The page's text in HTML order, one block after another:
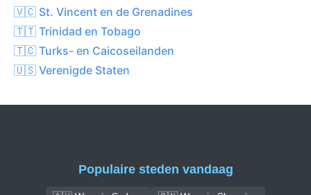
🇻🇨 St. Vincent en de Grenadines
🇹🇹 Trinidad en Tobago
🇹🇨 Turks- en Caicoseilanden
🇺🇸 Verenigde Staten
Populaire steden vandaag